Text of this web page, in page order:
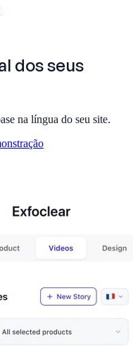
dosseus
na língua do seu site.